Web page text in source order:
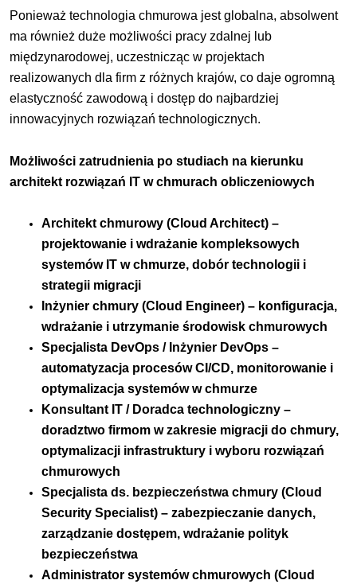
Ponieważ technologia chmurowa jest globalna, absolwent
ma również duże możliwości pracy zdalnej lub
międzynarodowej, uczestnicząc w projektach
realizowanych dla firm z różnych krajów, co daje ogromną
elastyczność zawodową i dostęp do najbardziej
innowacyjnych rozwiązań technologicznych.
Możliwości zatrudnienia po studiach na kierunku
architekt rozwiązań IT w chmurach obliczeniowych
Architekt chmurowy (Cloud Architect) –
projektowanie i wdrażanie kompleksowych
systemów IT w chmurze, dobór technologii i
strategii migracji
Inżynier chmury (Cloud Engineer) – konfiguracja,
wdrażanie i utrzymanie środowisk chmurowych
Specjalista DevOps / Inżynier DevOps –
automatyzacja procesów CI/CD, monitorowanie i
optymalizacja systemów w chmurze
Konsultant IT / Doradca technologiczny –
doradztwo firmom w zakresie migracji do chmury,
optymalizacji infrastruktury i wyboru rozwiązań
chmurowych
Specjalista ds. bezpieczeństwa chmury (Cloud
Security Specialist) – zabezpieczanie danych,
zarządzanie dostępem, wdrażanie polityk
bezpieczeństwa
Administrator systemów chmurowych (Cloud